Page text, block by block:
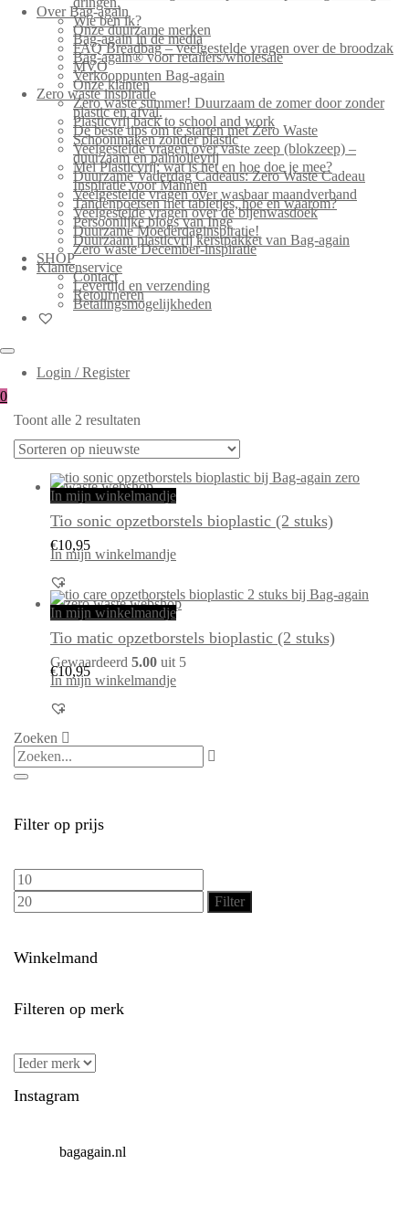
Over Bag-again
Wie ben ik?
Onze duurzame merken
Bag-again in de media
FAQ Breadbag – veelgestelde vragen over de broodzak
Bag-again® voor retailers/wholesale
MVO
Verkooppunten Bag-again
Onze klanten
Zero waste inspiratie
Zero waste summer! Duurzaam de zomer door zonder
plastic en afval.
Plasticvrij back to school and work
De beste tips om te starten met Zero Waste
Schoonmaken zonder plastic
Veelgestelde vragen over vaste zeep (blokzeep) –
duurzaam en palmolievrij
Mei Plasticvrij: wat is het en hoe doe je mee?
Duurzame Vaderdag Cadeaus: Zero Waste Cadeau
Inspiratie voor Mannen
Veelgestelde vragen over wasbaar maandverband
Tandenpoetsen met tabletjes, hoe en waarom?
Veelgestelde vragen over de bijenwasdoek
Persoonlijke blogs van Inge
Duurzame Moederdaginspiratie!
Duurzaam plasticvrij kerstpakket van Bag-again
Zero waste December-inspiratie
SHOP
Klantenservice
Contact
Levertijd en verzending
Retourneren
Betalingsmogelijkheden
Login / Register
0
Toont alle 2 resultaten
op
nieuwste
In mijn winkelmandje
Tio sonic opzetborstels bioplastic (2 stuks)
€10,95
In mijn winkelmandje
In mijn winkelmandje
Tio matic opzetborstels bioplastic (2 stuks)
Gewaardeerd 5.00 uit 5
€10,95
In mijn winkelmandje
Zoeken
Filter op prijs
Min.
prijs
Max.
Filter
Winkelmand
Filteren op merk
Instagram
bagagain.nl